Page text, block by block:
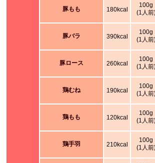
豚もも 180kcal
100g
(1人前
豚バラ 390kcal
100g
(1人前
豚ロース 260kcal
100g
(1人前
鶏むね 190kcal
100g
(1人前
鶏もも 120kcal
100g
(1人前
鶏手羽 210kcal
100g
(1人前